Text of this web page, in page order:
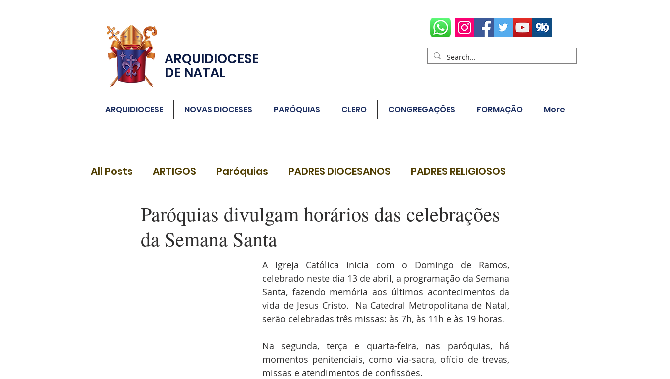
ARQUIDIOCESE
DE NATAL
ARQUIDIOCESE NOVAS DIOCESES PARÓQUIAS CLERO CONGREGAÇÕES FORMAÇÃO More
All Posts ARTIGOS Paróquias PADRES DIOCESANOS PADRES RELIGIOSOS
DIÁCONOSParóquias divulgam horários das celebrações
da Semana Santa
A Igreja Católica inicia com o Domingo de Ramos,
celebrado neste dia 13 de abril, a programação da Semana
Santa, fazendo memória aos últimos acontecimentos da
vida de Jesus Cristo.  Na Catedral Metropolitana de Natal,
serão celebradas três missas: às 7h, às 11h e às 19 horas.
Na segunda, terça e quarta-feira, nas paróquias, há
momentos penitenciais, como via-sacra, ofício de trevas,
missas e atendimentos de confissões.